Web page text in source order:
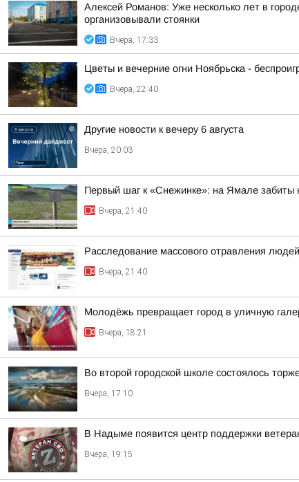
Алексей Романов: Уже несколько лет в
организовывали стоянки
Вчера, 17:33
Цветы и вечерние огни Ноябрьска -
Вчера, 22:40
Другие новости к вечеру 6 августа
Вчера, 20:03
Первый шаг к «Снежинке»: на Ямале забиты
Вчера, 21:40
Расследование массового отравления
Вчера, 21:40
Молодёжь превращает город в уличную
Вчера, 18:21
Во второй городской школе состоялось
Вчера, 17:10
В Надыме появится центр поддержки
Вчера, 19:15